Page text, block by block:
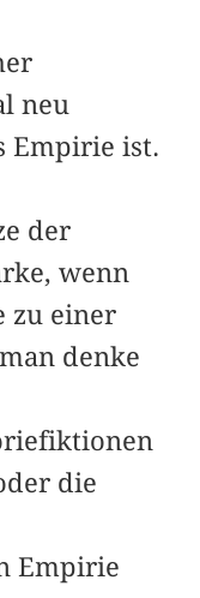
neu
Empirie ist.
der
wenn
zu einer
denke
die
Empirie